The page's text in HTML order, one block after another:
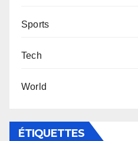
Sports
Tech
World
ÉTIQUETTES